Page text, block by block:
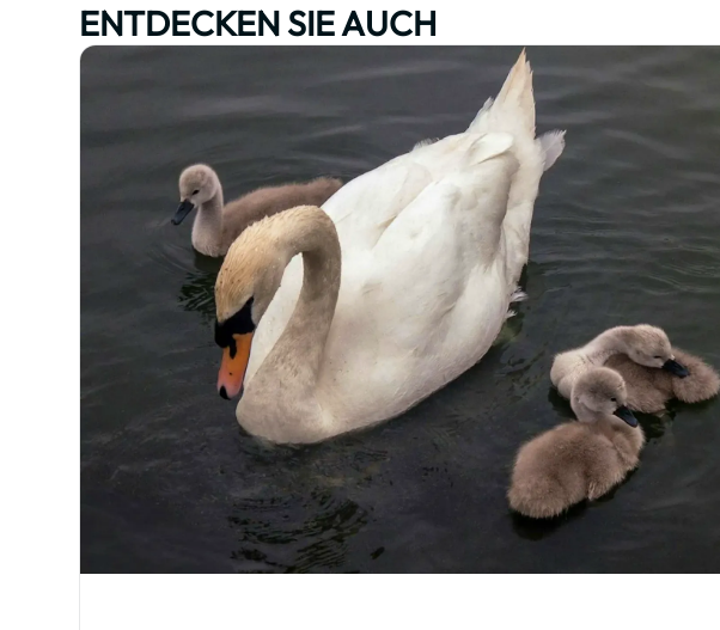
ENTDECKEN SIE AUCH